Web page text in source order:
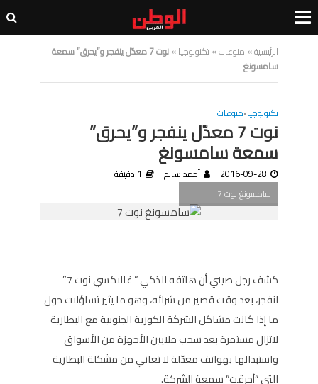
الرئيسية» منوعات»تكنولوجيا»
نوت 7 معدّل ينفجر و”يحرق” سمعة
سامسونغ
تكنولوجيا•منوعات
نوت 7 معدّل ينفجر و”يحرق”
سمعة سامسونغ
2016-09-28 أحمد سالم
1 دقيقة
سامسونغ نوت 7
كشف رجل صيني أن هاتفه الذكي ” غالاكسي نوت 7″
انفجر، بعد وقت قصير من شرائه، وهو ما يثير تساؤلات حول
ما إذا كانت مشاكل الشركة الكورية الجنوبية مع البطارية
لاتزال مستمرة بعد سحب ملايين الأجهزة من الأسواق
واستبدالها بهواتف معدّلة لا تعاني من مشكلة البطارية
التي “أحرقت” سمعة الشركة.